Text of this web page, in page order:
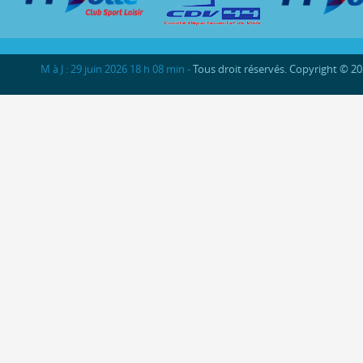
M à J : 29 juin 2026 18 h 08 min -Tous droit réservés. Copyright ©